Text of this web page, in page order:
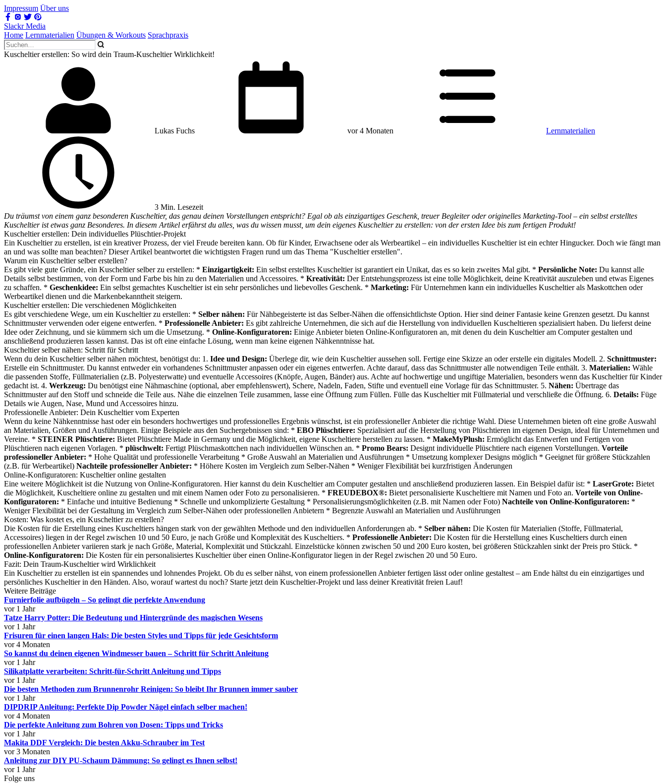
Impressum Über uns
Slackr Media
Home Lernmaterialien Übungen & Workouts Sprachpraxis
Kuscheltier erstellen: So wird dein Traum-Kuscheltier Wirklichkeit!
Lukas Fuchs vor 4 Monaten Lernmaterialien
3 Min. Lesezeit
Du träumst von einem ganz besonderen Kuscheltier, das genau deinen Vorstellungen entspricht? Egal ob als einzigartiges Geschenk, treuer Begleiter oder originelles Marketing-Tool – ein selbst erstelltes
Kuscheltier ist etwas ganz Besonderes. In diesem Artikel erfährst du alles, was du wissen musst, um dein eigenes Kuscheltier zu erstellen: von der ersten Idee bis zum fertigen Produkt!
Kuscheltier erstellen: Dein individuelles Plüschtier-Projekt
Ein Kuscheltier zu erstellen, ist ein kreativer Prozess, der viel Freude bereiten kann. Ob für Kinder, Erwachsene oder als Werbeartikel – ein individuelles Kuscheltier ist ein echter Hingucker. Doch wie fängt man
an und was sollte man beachten? Dieser Artikel beantwortet die wichtigsten Fragen rund um das Thema "Kuscheltier erstellen".
Warum ein Kuscheltier selber erstellen?
Es gibt viele gute Gründe, ein Kuscheltier selber zu erstellen: * Einzigartigkeit: Ein selbst erstelltes Kuscheltier ist garantiert ein Unikat, das es so kein zweites Mal gibt. * Persönliche Note: Du kannst alle
Details selbst bestimmen, von der Form und Farbe bis hin zu den Materialien und Accessoires. * Kreativität: Der Entstehungsprozess ist eine tolle Möglichkeit, deine Kreativität auszuleben und etwas Eigenes
zu schaffen. * Geschenkidee: Ein selbst gemachtes Kuscheltier ist ein sehr persönliches und liebevolles Geschenk. * Marketing: Für Unternehmen kann ein individuelles Kuscheltier als Maskottchen oder
Werbeartikel dienen und die Markenbekanntheit steigern.
Kuscheltier erstellen: Die verschiedenen Möglichkeiten
Es gibt verschiedene Wege, um ein Kuscheltier zu erstellen: * Selber nähen: Für Nähbegeisterte ist das Selber-Nähen die offensichtlichste Option. Hier sind deiner Fantasie keine Grenzen gesetzt. Du kannst
Schnittmuster verwenden oder eigene entwerfen. * Professionelle Anbieter: Es gibt zahlreiche Unternehmen, die sich auf die Herstellung von individuellen Kuscheltieren spezialisiert haben. Du lieferst deine
Idee oder Zeichnung, und sie kümmern sich um die Umsetzung. * Online-Konfiguratoren: Einige Anbieter bieten Online-Konfiguratoren an, mit denen du dein Kuscheltier am Computer gestalten und
anschließend produzieren lassen kannst. Das ist oft eine einfache Lösung, wenn man keine eigenen Nähkenntnisse hat.
Kuscheltier selber nähen: Schritt für Schritt
Wenn du dein Kuscheltier selber nähen möchtest, benötigst du: 1. Idee und Design: Überlege dir, wie dein Kuscheltier aussehen soll. Fertige eine Skizze an oder erstelle ein digitales Modell. 2. Schnittmuster:
Erstelle ein Schnittmuster. Du kannst entweder ein vorhandenes Schnittmuster anpassen oder ein eigenes entwerfen. Achte darauf, dass das Schnittmuster alle notwendigen Teile enthält. 3. Materialien: Wähle
die passenden Stoffe, Füllmaterialien (z.B. Polyesterwatte) und eventuelle Accessoires (Knöpfe, Augen, Bänder) aus. Achte auf hochwertige und ungiftige Materialien, besonders wenn das Kuscheltier für Kinder
gedacht ist. 4. Werkzeug: Du benötigst eine Nähmaschine (optional, aber empfehlenswert), Schere, Nadeln, Faden, Stifte und eventuell eine Vorlage für das Schnittmuster. 5. Nähen: Übertrage das
Schnittmuster auf den Stoff und schneide die Teile aus. Nähe die einzelnen Teile zusammen, lasse eine Öffnung zum Füllen. Fülle das Kuscheltier mit Füllmaterial und verschließe die Öffnung. 6. Details: Füge
Details wie Augen, Nase, Mund und Accessoires hinzu.
Professionelle Anbieter: Dein Kuscheltier vom Experten
Wenn du keine Nähkenntnisse hast oder ein besonders hochwertiges und professionelles Ergebnis wünschst, ist ein professioneller Anbieter die richtige Wahl. Diese Unternehmen bieten oft eine große Auswahl
an Materialien, Größen und Ausführungen. Einige Beispiele aus den Suchergebnissen sind: * EBO Plüschtiere: Spezialisiert auf die Herstellung von Plüschtieren im eigenen Design, ideal für Unternehmen und
Vereine. * STEINER Plüschtiere: Bietet Plüschtiere Made in Germany und die Möglichkeit, eigene Kuscheltiere herstellen zu lassen. * MakeMyPlush: Ermöglicht das Entwerfen und Fertigen von
Plüschtieren nach eigenen Vorlagen. * plüschwelt: Fertigt Plüschmaskottchen nach individuellen Wünschen an. * Promo Bears: Designt individuelle Plüschtiere nach eigenen Vorstellungen. Vorteile
professioneller Anbieter: * Hohe Qualität und professionelle Verarbeitung * Große Auswahl an Materialien und Ausführungen * Umsetzung komplexer Designs möglich * Geeignet für größere Stückzahlen
(z.B. für Werbeartikel) Nachteile professioneller Anbieter: * Höhere Kosten im Vergleich zum Selber-Nähen * Weniger Flexibilität bei kurzfristigen Änderungen
Online-Konfiguratoren: Kuscheltier online gestalten
Eine weitere Möglichkeit ist die Nutzung von Online-Konfiguratoren. Hier kannst du dein Kuscheltier am Computer gestalten und anschließend produzieren lassen. Ein Beispiel dafür ist: * LaserGrote: Bietet
die Möglichkeit, Kuscheltiere online zu gestalten und mit einem Namen oder Foto zu personalisieren. * FREUDEBOX®: Bietet personalisierte Kuscheltiere mit Namen und Foto an. Vorteile von Online-
Konfiguratoren: * Einfache und intuitive Bedienung * Schnelle und unkomplizierte Gestaltung * Personalisierungsmöglichkeiten (z.B. mit Namen oder Foto) Nachteile von Online-Konfiguratoren: *
Weniger Flexibilität bei der Gestaltung im Vergleich zum Selber-Nähen oder professionellen Anbietern * Begrenzte Auswahl an Materialien und Ausführungen
Kosten: Was kostet es, ein Kuscheltier zu erstellen?
Die Kosten für die Erstellung eines Kuscheltiers hängen stark von der gewählten Methode und den individuellen Anforderungen ab. * Selber nähen: Die Kosten für Materialien (Stoffe, Füllmaterial,
Accessoires) liegen in der Regel zwischen 10 und 50 Euro, je nach Größe und Komplexität des Kuscheltiers. * Professionelle Anbieter: Die Kosten für die Herstellung eines Kuscheltiers durch einen
professionellen Anbieter variieren stark je nach Größe, Material, Komplexität und Stückzahl. Einzelstücke können zwischen 50 und 200 Euro kosten, bei größeren Stückzahlen sinkt der Preis pro Stück. *
Online-Konfiguratoren: Die Kosten für ein personalisiertes Kuscheltier über einen Online-Konfigurator liegen in der Regel zwischen 20 und 50 Euro.
Fazit: Dein Traum-Kuscheltier wird Wirklichkeit
Ein Kuscheltier zu erstellen ist ein spannendes und lohnendes Projekt. Ob du es selber nähst, von einem professionellen Anbieter fertigen lässt oder online gestaltest – am Ende hältst du ein einzigartiges und
persönliches Kuscheltier in den Händen. Also, worauf wartest du noch? Starte jetzt dein Kuscheltier-Projekt und lass deiner Kreativität freien Lauf!
Weitere Beiträge
Furnierfolie aufbügeln – So gelingt die perfekte Anwendung
vor 1 Jahr
Tatze Harry Potter: Die Bedeutung und Hintergründe des magischen Wesens
vor 1 Jahr
Frisuren für einen langen Hals: Die besten Styles und Tipps für jede Gesichtsform
vor 4 Monaten
So kannst du deinen eigenen Windmesser bauen – Schritt für Schritt Anleitung
vor 1 Jahr
Silikatplatte verarbeiten: Schritt-für-Schritt Anleitung und Tipps
vor 1 Jahr
Die besten Methoden zum Brunnenrohr Reinigen: So bleibt Ihr Brunnen immer sauber
vor 1 Jahr
DIPDRIP Anleitung: Perfekte Dip Powder Nägel einfach selber machen!
vor 4 Monaten
Die perfekte Anleitung zum Bohren von Dosen: Tipps und Tricks
vor 1 Jahr
Makita DDF Vergleich: Die besten Akku-Schrauber im Test
vor 3 Monaten
Anleitung zur DIY PU-Schaum Dämmung: So gelingt es Ihnen selbst!
vor 1 Jahr
Folge uns